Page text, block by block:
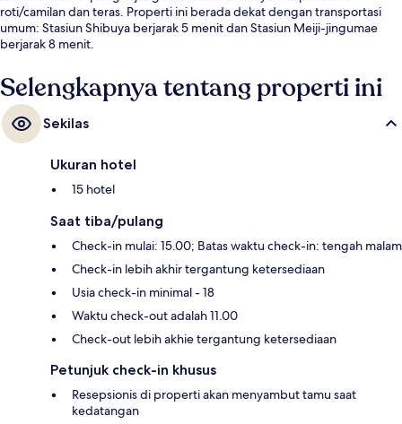
roti/camilan dan teras. Properti ini berada dekat dengan transportasi
umum: Stasiun Shibuya berjarak 5 menit dan Stasiun Meiji-jingumae
berjarak 8 menit.
Selengkapnya tentang properti ini
Sekilas
Ukuran hotel
15 hotel
Saat tiba/pulang
Check-in mulai: 15.00; Batas waktu check-in: tengah malam
Check-in lebih akhir tergantung ketersediaan
Usia check-in minimal - 18
Waktu check-out adalah 11.00
Check-out lebih akhie tergantung ketersediaan
Petunjuk check-in khusus
Resepsionis di properti akan menyambut tamu saat
kedatangan